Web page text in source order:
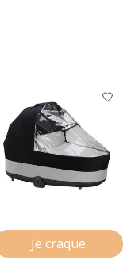
Je craque